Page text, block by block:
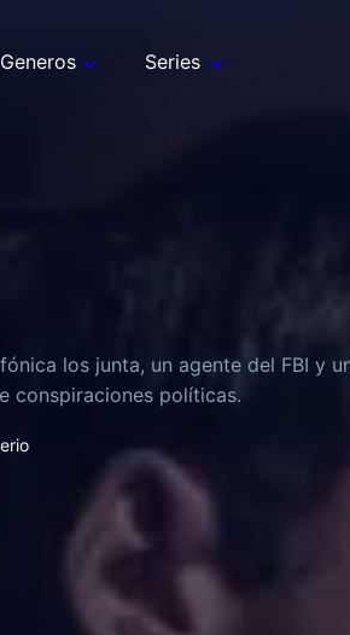
Generos Series
los junta, un agente del FBI y
conspiraciones políticas.